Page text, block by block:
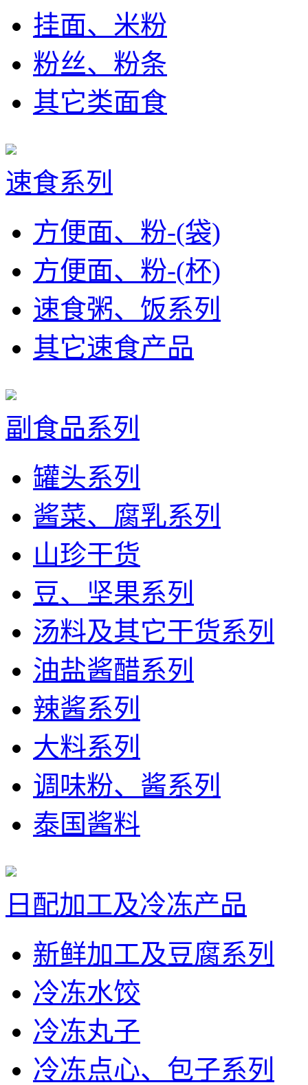
挂面、米粉
粉丝、粉条
其它类面食
速食系列
方便面、粉-(袋)
方便面、粉-(杯)
速食粥、饭系列
其它速食产品
副食品系列
罐头系列
酱菜、腐乳系列
山珍干货
豆、坚果系列
汤料及其它干货系列
油盐酱醋系列
辣酱系列
大料系列
调味粉、酱系列
泰国酱料
日配加工及冷冻产品
新鲜加工及豆腐系列
冷冻水饺
冷冻丸子
冷冻点心、包子系列